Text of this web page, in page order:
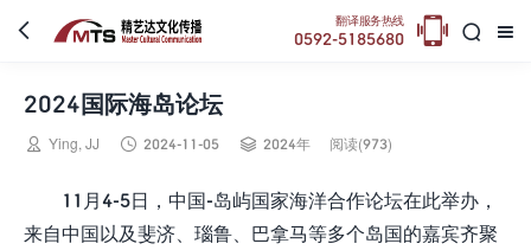
 

翻译服务热线
0592-5185680 
2024国际海岛论坛
 Ying, JJ  2024-11-05  2024年 阅读(973)
11月4-5日，中国-岛屿国家海洋合作论坛在此举办，
来自中国以及斐济、瑙鲁、巴拿马等多个岛国的嘉宾齐聚